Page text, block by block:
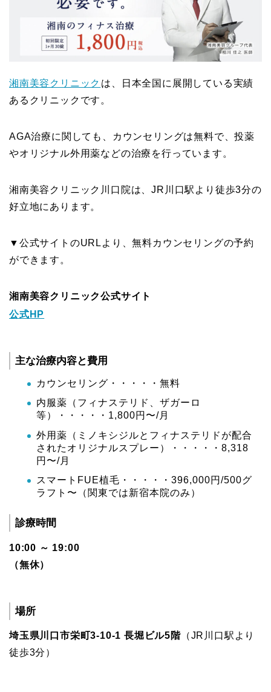
湘南美容クリニック は、日本全国に展開している実績
あるクリニックです。
AGA治療に関しても、カウンセリングは無料で、投薬
やオリジナル外用薬などの治療を行っています。
湘南美容クリニック川口院は、JR川口駅より徒歩3分の
好立地にあります。
▼公式サイトのURLより、無料カウンセリングの予約
ができます。
湘南美容クリニック公式サイト
公式HP
主な治療内容と費用
カウンセリング・・・・・無料
内服薬（フィナステリド、ザガーロ
等）・・・・・1,800円〜/月
外用薬（ミノキシジルとフィナステリドが配合
されたオリジナルスプレー）・・・・・8,318
円〜/月
スマートFUE植毛・・・・・396,000円/500グ
ラフト〜（関東では新宿本院のみ）
診療時間
10:00 ～ 19:00
（無休）
場所
埼玉県川口市栄町3-10-1 長堀ビル5階（JR川口駅より
徒歩3分）